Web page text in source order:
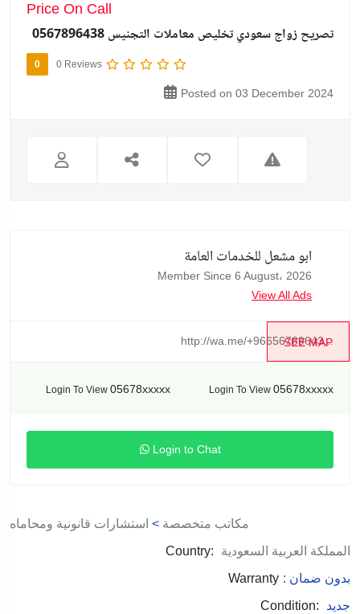
Price On Call
تصريح زواج سعودي تخليص معاملات التجنيس 0567896438
0 0 Reviews
Posted on 03 December 2024
ابو مشعل للخدمات العامة
Member Since 6 August، 2026
View All Ads
SEE MAP
http://wa.me/+96656789643...
Login To View 05678xxxxx Login To View 05678xxxxx
Login to Chat
مكاتب متخصصة > استشارات قانونية ومحاماه
Country:
المملكة العربية السعودية
Warranty
: بدون ضمان
Condition:
جديد